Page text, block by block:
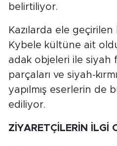
belirtiliyor.
Kazılarda ele
Kybele kültüne ait
adak objeleri ile siyah
parçaları ve siyah-
yapılmış eserlerin de
ediliyor.
ZİYARETÇİLERİN İLGİ